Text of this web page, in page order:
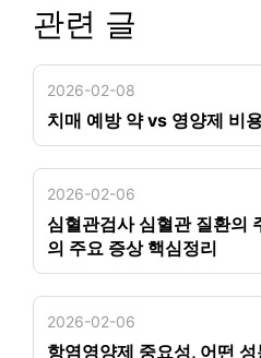
관련 글
2026-02-08
치매 예방 약 vs 영양제 비
2026-02-06
심혈관검사 심혈관 질환의
의 주요 증상 핵심정리
2026-02-06
항염영양제 중요성, 어떤